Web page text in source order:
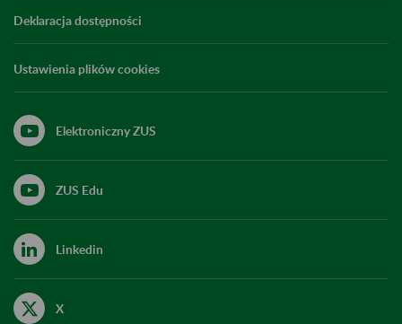
Deklaracja dostępności
Ustawienia plików cookies
Elektroniczny ZUS
ZUS Edu
Linkedin
X